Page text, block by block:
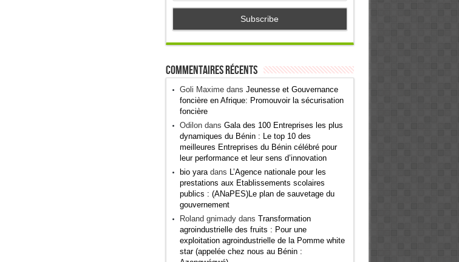
Commentaires récents
Goli Maximedans Jeunesse et Gouvernance
foncière en Afrique: Promouvoir la sécurisation
foncière
Odilondans Gala des 100 Entreprises les plus
dynamiques du Bénin : Le top 10 des
meilleures Entreprises du Bénin célébré pour
leur performance et leur sens d’innovation
bio yaradans L’Agence nationale pour les
prestations aux Etablissements scolaires
publics : (ANaPES)Le plan de sauvetage du
gouvernement
Roland gnimadydans Transformation
agroindustrielle des fruits : Pour une
exploitation agroindustrielle de la Pomme white
star (appelée chez nous au Bénin :